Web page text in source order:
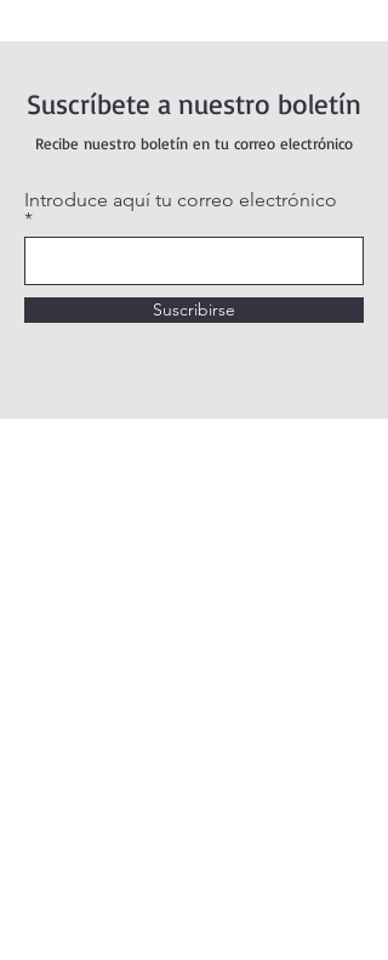
Suscríbete a nuestro boletín
Recibe nuestro boletín en tu correo electrónico
Introduce aquí tu correo electrónico
Suscribirse